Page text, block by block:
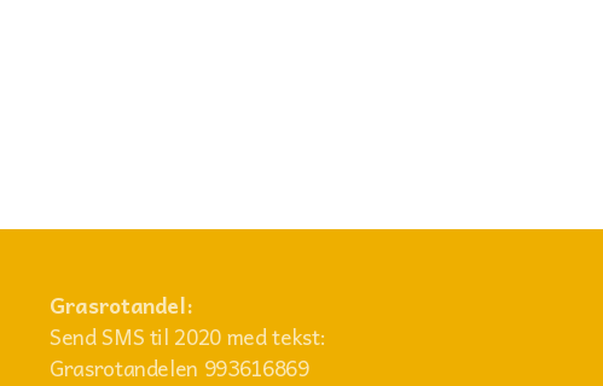
Grasrotandel:
Send SMS til 2020 med tekst:
Grasrotandelen 993616869